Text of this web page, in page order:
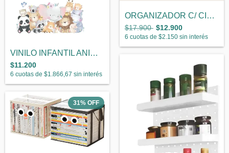
VINILO INFANTIL ANIMALES
$11.200
6 cuotas de $1.866,67 sin interés
ORGANIZADOR C/ CIERRE SUPERIOR Y FRONTAL
$17.900 $12.900
6 cuotas de $2.150 sin interés
31% OFF